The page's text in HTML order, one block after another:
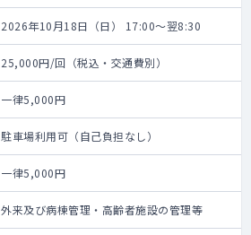
2026年10月18日（日） 17:00～翌8:30
25,000円/回（税込・交通費別）
一律5,000円
駐車場利用可（自己負担なし）
一律5,000円
外来及び病棟管理・高齢者施設の管理等